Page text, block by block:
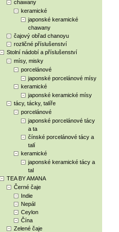
chawany
keramické
japonské keramické
chawany
čajový obřad chanoyu
rozličné příslušenství
Stolní nádobí a příslušenství
mísy, misky
porcelánové
japonské porcelánové mísy
keramické
japonské keramické mísy
tácy, tácky, talíře
porcelánové
japonské porcelánové tácy
a ta
čínské porcelánové tácy a
talí
keramické
japonské keramické tácy a
tal
TEA BY AMANA
Černé čaje
Indie
Nepál
Ceylon
Čína
Zelené čaje